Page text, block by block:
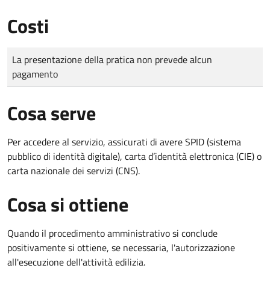
Costi
Tipo di pagamento
Importo
La presentazione della pratica non prevede alcun
pagamento
Cosa serve
Per accedere al servizio, assicurati di avere SPID (sistema
pubblico di identità digitale), carta d’identità elettronica (CIE) o
carta nazionale dei servizi (CNS).
Cosa si ottiene
Quando il procedimento amministrativo si conclude
positivamente si ottiene, se necessaria, l'autorizzazione
all'esecuzione dell'attività edilizia.